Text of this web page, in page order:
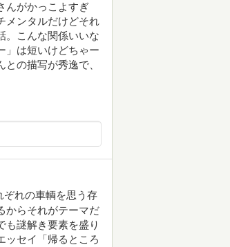
んがかっこよすぎ
メンタルだけどそれ
。こんな関係いいな
」は短いけどちゃー
の描写が秀逸で、
ぞれの車輌を思う存
からそれがテーマだ
謎解き要素を盛り
ッセイ「帰るところ